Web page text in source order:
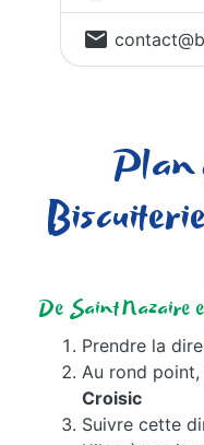

Plan
De Saint Nazaire
Prendre la
Au rond
Croisic
Suivre cette